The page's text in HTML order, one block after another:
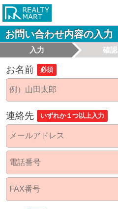
お問い合わせ内容の入力
入力 確認
お名前 必須
連絡先 いずれか１つ以上入力